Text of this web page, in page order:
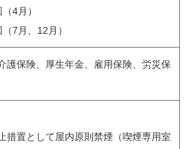
4月）
7月、12月）
護保険、厚生年金、雇用保険、労災保
措置として屋内原則禁煙（喫煙専用室